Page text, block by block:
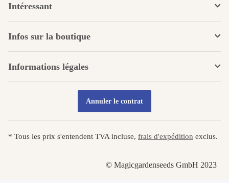
Intéressant
Infos sur la boutique
Informations légales
Annuler le contrat
* Tous les prix s'entendent TVA incluse, frais d'expédition exclus.
© Magicgardenseeds GmbH 2023